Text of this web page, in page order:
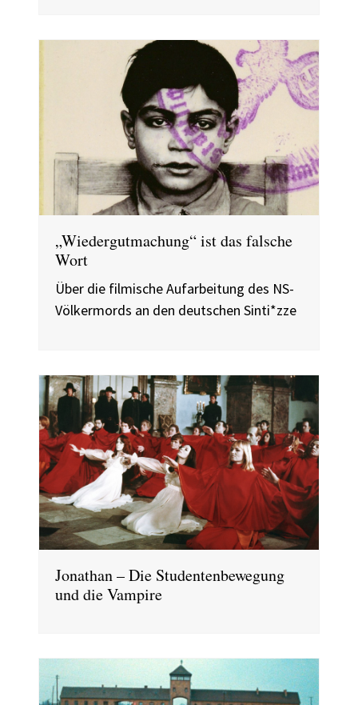
„Wiedergutmachung“ ist das falsche
Wort
Über die filmische Aufarbeitung des NS-
Völkermords an den deutschen Sinti*zze
Jonathan – Die Studentenbewegung
und die Vampire